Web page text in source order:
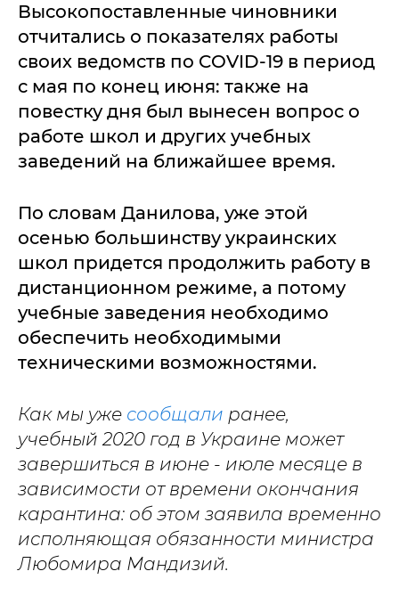
Высокопоставленные чиновники
отчитались о показателях работы
своих ведомств по COVID-19 в период
с мая по конец июня: также на
повестку дня был вынесен вопрос о
работе школ и других учебных
заведений на ближайшее время.
По словам Данилова, уже этой
осенью большинству украинских
школ придется продолжить работу в
дистанционном режиме, а потому
учебные заведения необходимо
обеспечить необходимыми
техническими возможностями.
Как мы уже сообщали ранее,
учебный 2020 год в Украине может
завершиться в июне - июле месяце в
зависимости от времени окончания
карантина: об этом заявила временно
исполняющая обязанности министра
Любомира Мандизий.